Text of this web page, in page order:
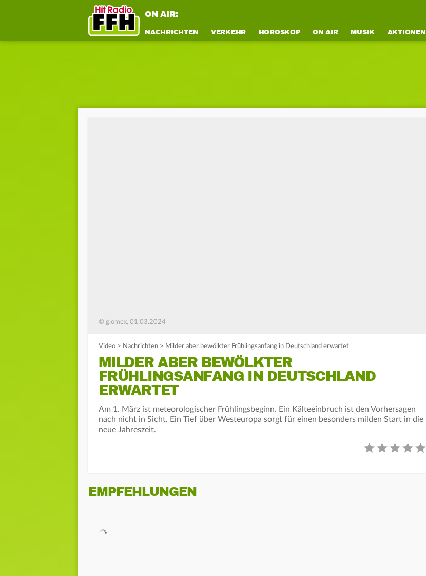
ON AIR:
NACHRICHTEN VERKEHR HOROSKOP ON AIR MUSIK AKTIONEN
© glomex, 01.03.2024
Video > Nachrichten > Milder aber bewölkter Frühlingsanfang in Deutschland erwartet
MILDER ABER BEWÖLKTER
FRÜHLINGSANFANG IN DEUTSCHLAND
ERWARTET
Am 1. März ist meteorologischer Frühlingsbeginn. Ein Kälteeinbruch ist den Vorhersagen
nach nicht in Sicht. Ein Tief über Westeuropa sorgt für einen besonders milden Start in die
neue Jahreszeit.
EMPFEHLUNGEN